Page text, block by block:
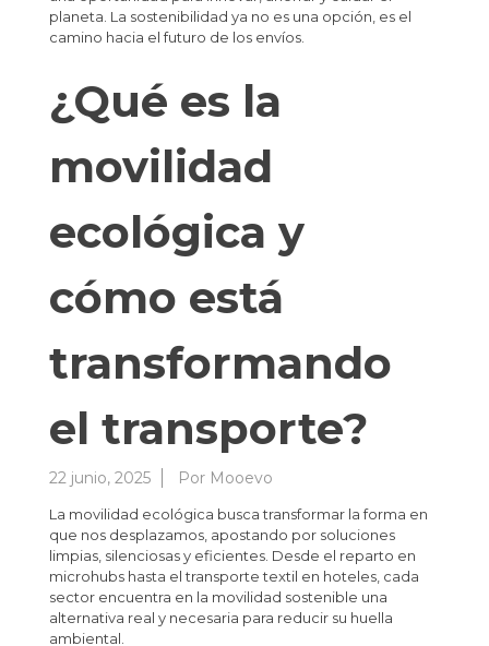
planeta. La sostenibilidad ya no es una opción, es el
camino hacia el futuro de los envíos.
¿Qué es la
movilidad
ecológica y
cómo está
transformando
el transporte?
22 junio, 2025 Por Mooevo
La movilidad ecológica busca transformar la forma en
que nos desplazamos, apostando por soluciones
limpias, silenciosas y eficientes. Desde el reparto en
microhubs hasta el transporte textil en hoteles, cada
sector encuentra en la movilidad sostenible una
alternativa real y necesaria para reducir su huella
ambiental.